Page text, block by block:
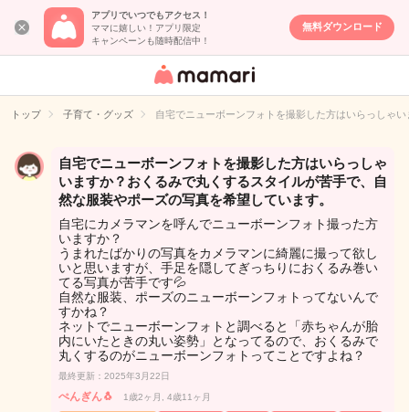
アプリでいつでもアクセス！
ママに嬉しい！アプリ限定
キャンペーンも随時配信中！
無料ダウンロード
女性専用匿名QA
イト
トップ 子育て・グッズ 自宅でニューボーンフォトを撮影した方はいらっしゃ
自宅でニューボーンフォトを撮影した方はいらっしゃ
いますか？おくるみで丸くするスタイルが苦手で、自
然な服装やポーズの写真を希望しています。
自宅にカメラマンを呼んでニューボーンフォト撮った方
いますか？
うまれたばかりの写真をカメラマンに綺麗に撮って欲し
いと思いますが、手足を隠してぎっちりにおくるみ巻い
てる写真が苦手です💦
自然な服装、ポーズのニューボーンフォトってないんで
すかね？
ネットでニューボーンフォトと調べると「赤ちゃんが胎
内にいたときの丸い姿勢」となってるので、おくるみで
丸くするのがニューボーンフォトってことですよね？
最終更新：2025年3月22日
ぺんぎん🐧 1歳2ヶ月, 4歳11ヶ月